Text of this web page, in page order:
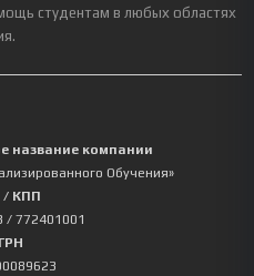
студентам в любых областях
название компании
Обучения»
/ КПП
/ 772401001